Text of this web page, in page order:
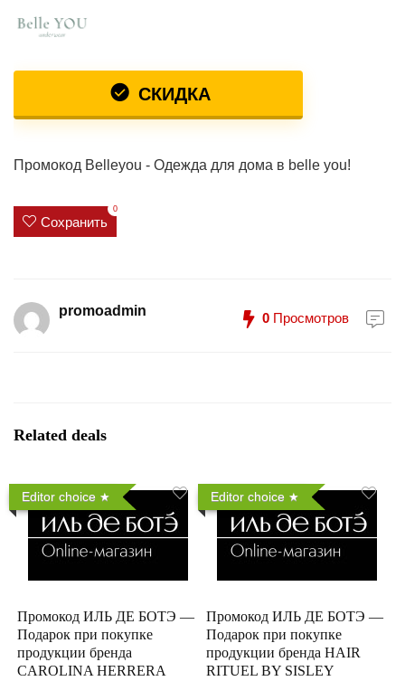
СКИДКА
Промокод Belleyou - Одежда для дома в belle you!
Сохранить
0
promoadmin 0 Просмотров
Related deals
Editor choice
Промокод ИЛЬ ДЕ БОТЭ —
Подарок при покупке
продукции бренда
CAROLINA HERRERA
Editor choice
Промокод ИЛЬ ДЕ БОТЭ —
Подарок при покупке
продукции бренда HAIR
RITUEL BY SISLEY